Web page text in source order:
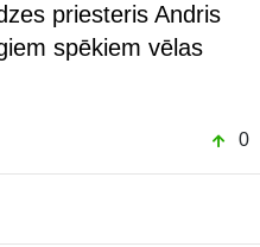
priesteris Andris
spēkiem vēlas
0